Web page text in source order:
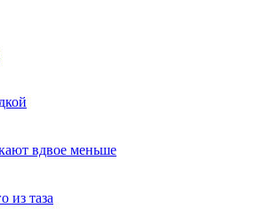
вдвое меньше
из таза